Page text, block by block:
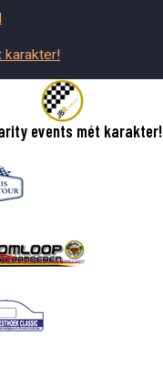
karakter!
events mét karakter!